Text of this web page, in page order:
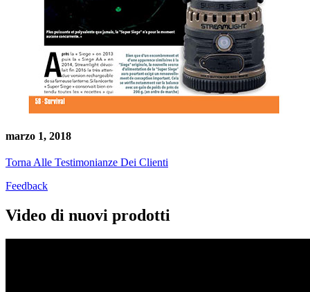
marzo 1, 2018
Torna Alle Testimonianze Dei Clienti
Feedback
Video di nuovi prodotti